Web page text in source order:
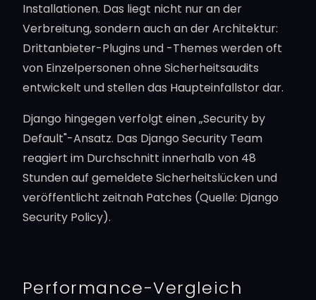
Installationen. Das liegt nicht nur an der
Verbreitung, sondern auch an der Architektur:
Drittanbieter-Plugins und -Themes werden oft
von Einzelpersonen ohne Sicherheitsaudits
entwickelt und stellen das Haupteinfallstor dar.
Django hingegen verfolgt einen „Security by
Default"-Ansatz. Das Django Security Team
reagiert im Durchschnitt innerhalb von 48
Stunden auf gemeldete Sicherheitslücken und
veröffentlicht zeitnah Patches (Quelle: Django
Security Policy).
Performance-Vergleich